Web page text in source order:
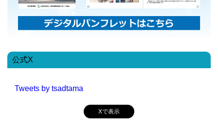
公式X
Tweets by tsadtama
Xで表示